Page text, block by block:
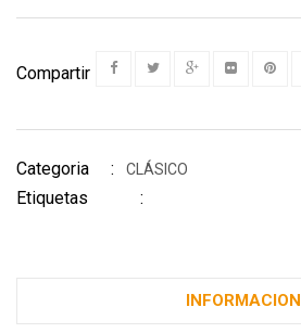
Compartir
Categoria : CLÁSICO
Etiquetas :
INFORMACION